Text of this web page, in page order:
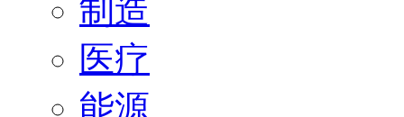
制造
医疗
能源